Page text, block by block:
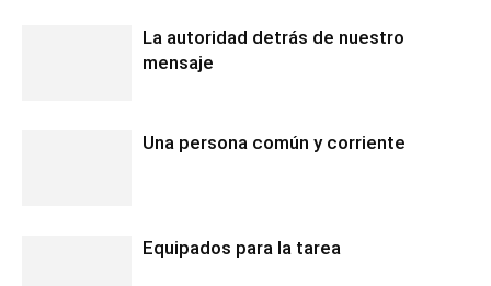
La autoridad detrás de nuestro
mensaje
Una persona común y corriente
Equipados para la tarea